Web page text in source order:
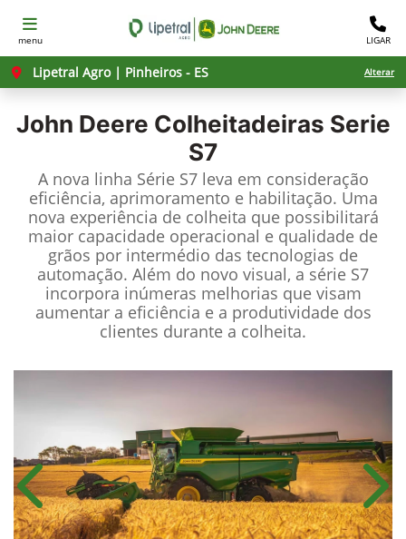
menu LIGAR
Lipetral Agro | Pinheiros - ES Alterar
John Deere Colheitadeiras Serie
S7
A nova linha Série S7 leva em consideração
eficiência, aprimoramento e habilitação. Uma
nova experiência de colheita que possibilitará
maior capacidade operacional e qualidade de
grãos por intermédio das tecnologias de
automação. Além do novo visual, a série S7
incorpora inúmeras melhorias que visam
aumentar a eficiência e a produtividade dos
clientes durante a colheita.
Anterior